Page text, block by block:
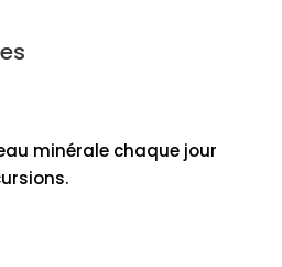
minérale chaque jour